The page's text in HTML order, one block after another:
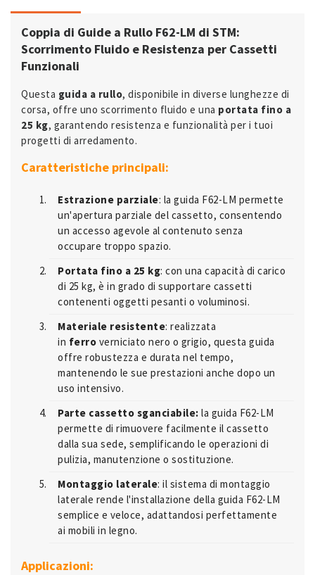
Coppia di Guide a Rullo F62-LM di STM:
Scorrimento Fluido e Resistenza per Cassetti
Funzionali
Questa guida a rullo, disponibile in diverse lunghezze di
corsa, offre uno scorrimento fluido e una portata fino a
25 kg, garantendo resistenza e funzionalità per i tuoi
progetti di arredamento.
Caratteristiche principali:
Estrazione parziale: la guida F62-LM permette
un'apertura parziale del cassetto, consentendo
un accesso agevole al contenuto senza
occupare troppo spazio.
Portata fino a 25 kg: con una capacità di carico
di 25 kg, è in grado di supportare cassetti
contenenti oggetti pesanti o voluminosi.
Materiale resistente: realizzata
in ferro verniciato nero o grigio, questa guida
offre robustezza e durata nel tempo,
mantenendo le sue prestazioni anche dopo un
uso intensivo.
Parte cassetto sganciabile: la guida F62-LM
permette di rimuovere facilmente il cassetto
dalla sua sede, semplificando le operazioni di
pulizia, manutenzione o sostituzione.
Montaggio laterale: il sistema di montaggio
laterale rende l'installazione della guida F62-LM
semplice e veloce, adattandosi perfettamente
ai mobili in legno.
Applicazioni: